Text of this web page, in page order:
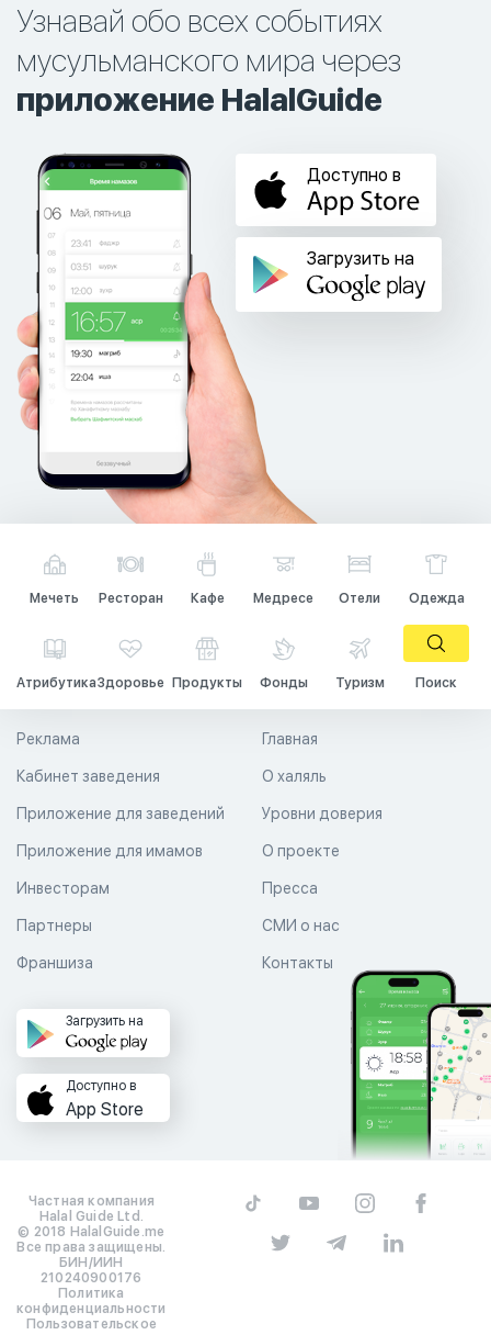
Узнавай обо всех событиях
мусульманского мира через
приложение HalalGuide
Доступно в
Загрузить на
Мечеть Ресторан Кафе Медресе Отели Одежда
АтрибутикаЗдоровье Продукты Фонды Туризм Поиск
Главная
О халяль
Уровни доверия
Реклама
Кабинет заведения
Приложение для заведений
Приложение для имамов О проекте
Пресса
СМИ о нас
Контакты
Инвесторам
Партнеры
Франшиза
Загрузить на
Доступно в
App Store
Частная компания
Halal Guide Ltd.
© 2018 HalalGuide.me
Все права защищены.
БИН/ИИН
210240900176
Политика
конфиденциальности
Пользовательское